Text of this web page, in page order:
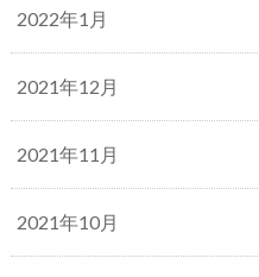
2022年1月
2021年12月
2021年11月
2021年10月